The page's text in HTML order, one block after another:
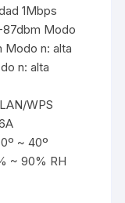
1Mbps
87dbm Modo
n: alta
n: alta
WPS
~ 40º
~ 90% RH